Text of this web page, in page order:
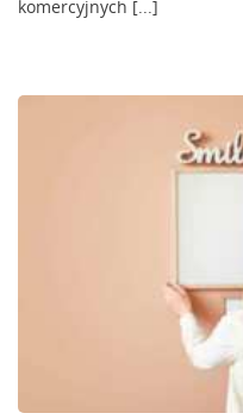
komercyjnych [...]